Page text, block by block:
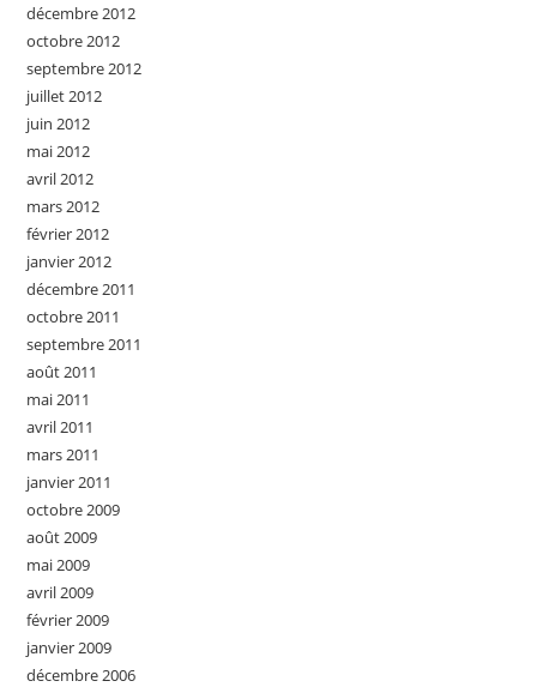
décembre 2012
octobre 2012
septembre 2012
juillet 2012
juin 2012
mai 2012
avril 2012
mars 2012
février 2012
janvier 2012
décembre 2011
octobre 2011
septembre 2011
août 2011
mai 2011
avril 2011
mars 2011
janvier 2011
octobre 2009
août 2009
mai 2009
avril 2009
février 2009
janvier 2009
décembre 2006